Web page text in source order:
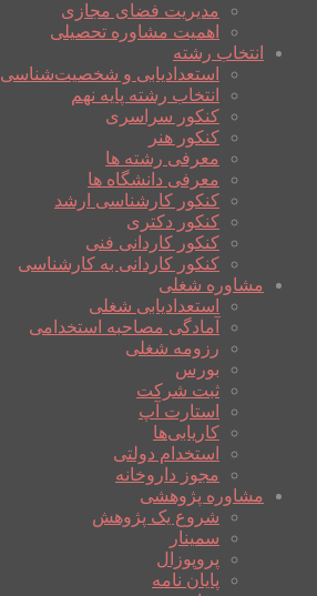
مدیریت فضای مجازی
اهمیت مشاوره تحصیلی
انتخاب رشته
استعدادیابی و شخصیت‌شناسی
انتخاب رشته پایه نهم
کنکور سراسری
کنکور هنر
معرفی رشته ها
معرفی دانشگاه ها
کنکور کارشناسی ارشد
کنکور دکتری
کنکور کاردانی فنی
کنکور کاردانی به کارشناسی
مشاوره شغلی
استعدادیابی شغلی
آمادگی مصاحبه استخدامی
رزومه شغلی
بورس
ثبت شرکت
استارت آپ
کاریابی‌ها
استخدام دولتی
مجوز داروخانه
مشاوره پژوهشی
شروع یک پژوهش
سمینار
پروپوزال
پایان نامه